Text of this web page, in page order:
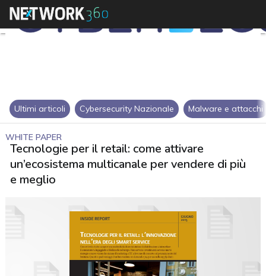
Ultimi articoli Cybersecurity Nazionale Malware e attacchi
WHITE PAPER
Tecnologie per il retail: come attivare
un’ecosistema multicanale per vendere di più
e meglio